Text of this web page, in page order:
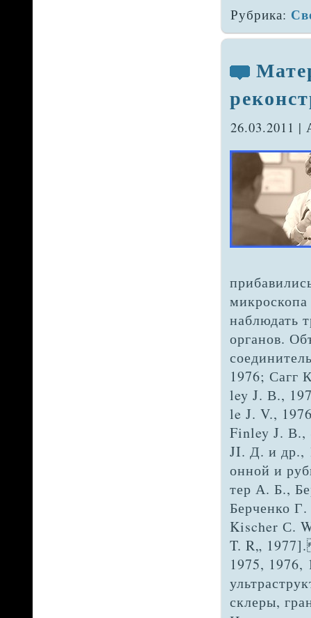
Рубрика:
26.03.2011
наблюдать
органов.
1976; Сагг
ley J. В.,
le J. V.,
Finley J. В.,
JI. Д. и др.,
онной и
тер А. Б.,
Берченко
Kischer С.
T. R„
1975,
склеры,